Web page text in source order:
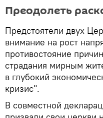
Преодолеть
Предстоятели двух
внимание на рост
противостояние
страдания мирным
в глубокий
кризис".
В совместной